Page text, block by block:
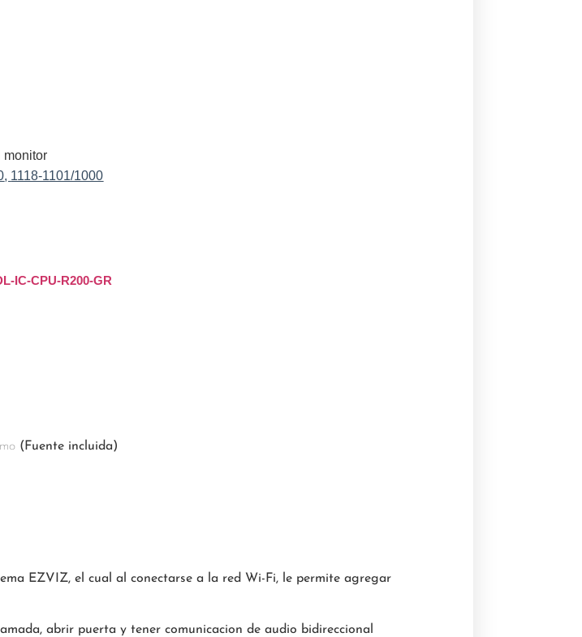
monitor
, 1118-1101/1000
IC-CPU-R200-GR
(Fuente incluida)
EZVIZ, el cual al conectarse a la red Wi-Fi, le permite agregar
abrir puerta y tener comunicacion de audio bidireccional